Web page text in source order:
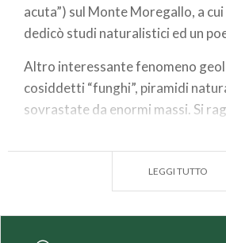
acuta”) sul Monte Moregallo, a cui
dedicò studi naturalistici ed un
Altro interessante fenomeno
cosiddetti “funghi”, piramidi
sovrastate da enormi massi. Si
territorio di Rezzago.
LEGGI TUTTO